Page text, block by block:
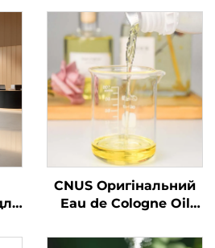
в
CNUS Оригінальний
Eau de Cologne Oil
Аромат Ефірної